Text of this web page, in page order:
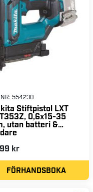
554230
Stiftpistol LXT
0,6x15-35
utan batteri &
kr
FÖRHANDSBOKA